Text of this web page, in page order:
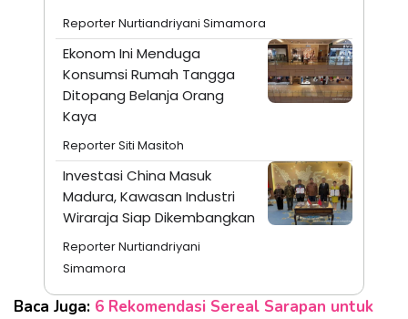
Reporter Nurtiandriyani Simamora
Ekonom Ini Menduga
Konsumsi Rumah Tangga
Ditopang Belanja Orang
Kaya
Reporter Siti Masitoh
Investasi China Masuk
Madura, Kawasan Industri
Wiraraja Siap Dikembangkan
Reporter Nurtiandriyani
Simamora
Baca Juga: 6 Rekomendasi Sereal Sarapan untuk